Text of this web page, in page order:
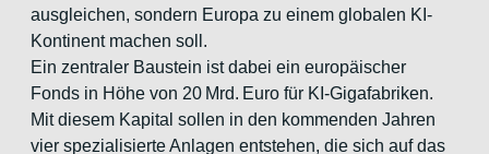
ausgleichen, sondern Europa zu einem globalen KI-
Kontinent machen soll.
Ein zentraler Baustein ist dabei ein europäischer
Fonds in Höhe von 20 Mrd. Euro für KI-Gigafabriken.
Mit diesem Kapital sollen in den kommenden Jahren
vier spezialisierte Anlagen entstehen, die sich auf das